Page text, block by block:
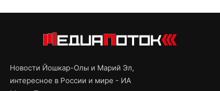
Новости Йошкар-Олы и Марий Эл,
интересное в России и мире - ИА